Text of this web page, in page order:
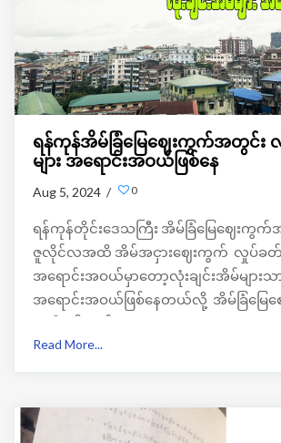
ရန်ကုန်အိမ်ခြံမြေဈေးကွက်အတွင်း လုံ
များ အရောင်းအဝယ်ဖြစ်နေ
Aug 5, 2024 / 0
ရန်ကုန်တိုင်းဒေသကြီး အိမ်ခြံမြေဈေးကွက်
ဇူလိုင်လအထိ အိမ်အငှားဈေးကွက် လှုပ်ခ
အရောင်းအဝယ်မှာတော့လုံးချင်းအိမ်များသ
အရောင်းအဝယ်ဖြစ်နေတယ်လို့ အိမ်ခြံမြ
Read More...